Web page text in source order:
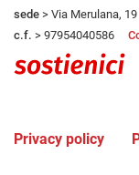
sede > Via Merulana,
c.f. > 97954040586
Privacy policy